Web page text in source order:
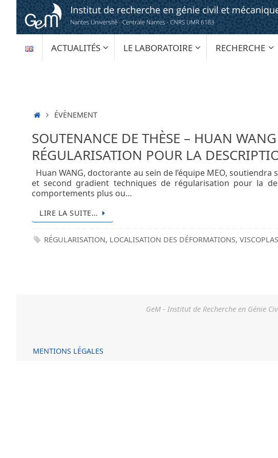
Passer
contenu
AU
CONTENU
ACTUALITÉS LE LABORATOIRE RECHERCHE
ACCUEIL
ÉVÈNEMENT
SOUTENANCE DE THÈSE – HUAN
RÉGULARISATION POUR LA
Huan WANG, doctorante au sein de l’équipe MEO,
et second gradient techniques de régularisation pour la
comportements plus ou…
LIRE LA SUITE…
RÉGULARISATION, LOCALISATION DES DÉFORMATIONS,
GeM - Institut de Recherche en Génie
MENTIONS LÉGALES